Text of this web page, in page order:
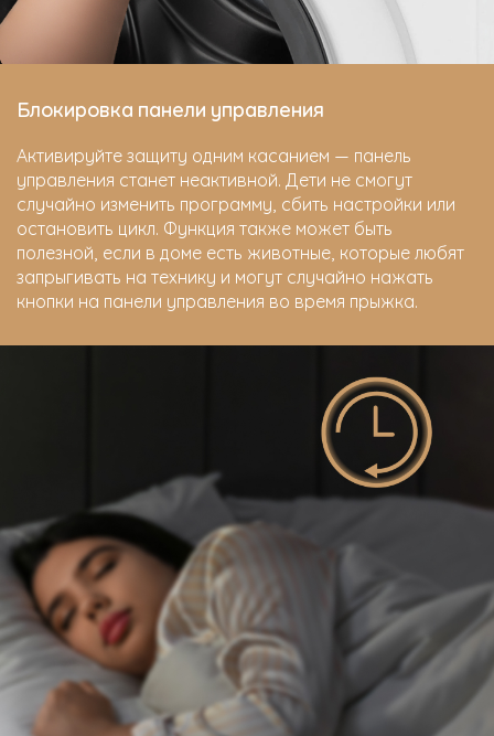
Блокировка панели управления
Активируйте защиту одним касанием — панель
управления станет неактивной. Дети не смогут
случайно изменить программу, сбить настройки или
остановить цикл. Функция также может быть
полезной, если в доме есть животные, которые любят
запрыгивать на технику и могут случайно нажать
кнопки на панели управления во время прыжка.